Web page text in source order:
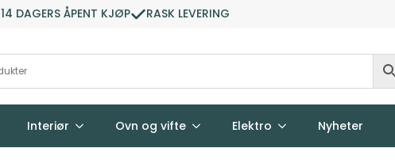
14 DAGERS ÅPENT KJØP RASK LEVERING
Interiør Ovn og vifte Elektro Nyheter